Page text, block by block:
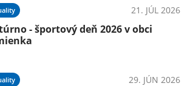
21. JÚL 2026
- športový deň 2026 v obci
29. JÚN 2026